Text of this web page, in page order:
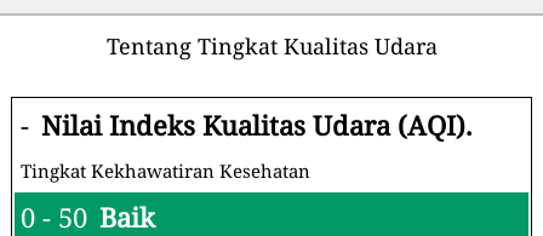
Tentang Tingkat Kualitas Udara
- Nilai Indeks Kualitas Udara (AQI).
Tingkat Kekhawatiran Kesehatan
0 - 50 Baik